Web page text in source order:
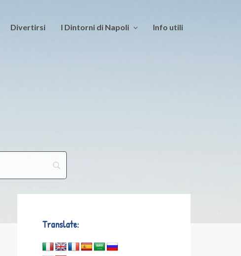
Divertirsi I Dintorni di Napoli Info utili
Translate: